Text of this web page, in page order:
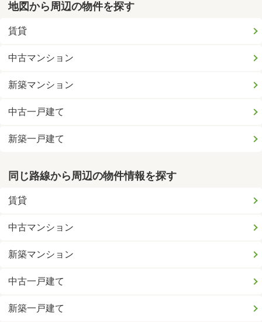
地図から周辺の物件を探す
賃貸
中古マンション
新築マンション
中古一戸建て
新築一戸建て
同じ路線から周辺の物件情報を探す
賃貸
中古マンション
新築マンション
中古一戸建て
新築一戸建て